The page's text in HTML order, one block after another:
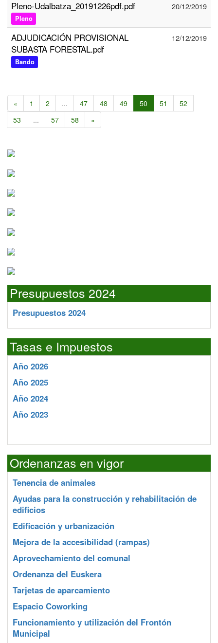
Pleno-Udalbatza_20191226pdf.pdf
Pleno
20/12/2019
ADJUDICACIÓN PROVISIONAL
SUBASTA FORESTAL.pdf
Bando
12/12/2019
« 1 2 ... 47 48 49 50 51
52
53
... 57 58 »
Presupuestos 2024
Presupuestos 2024
Tasas e Impuestos
Año 2026
Año 2025
Año 2024
Año 2023
Ordenanzas en vigor
Tenencia de animales
Ayudas para la construcción y rehabilitación de
edificios
Edificación y urbanización
Mejora de la accesibilidad (rampas)
Aprovechamiento del comunal
Ordenanza del Euskera
Tarjetas de aparcamiento
Espacio Coworking
Funcionamiento y utilización del Frontón
Municipal